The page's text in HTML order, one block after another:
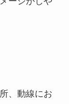
、動線にお